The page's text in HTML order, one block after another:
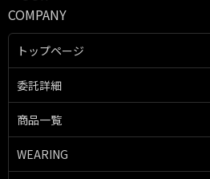
トップページ
委託詳細
商品一覧
WEARING